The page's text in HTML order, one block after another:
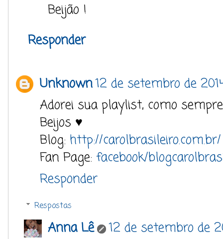
Beijão !
Responder
Unknown12 de setembro de
Adorei sua playlist, como
Beijos ♥
Blog: http://carolbrasileiro.com.br/
Fan Page: facebook/
Responder
Respostas
Anna Lê
12 de setembro de